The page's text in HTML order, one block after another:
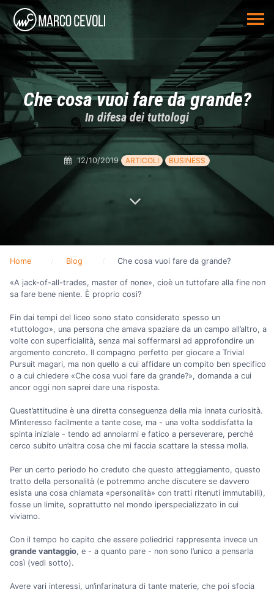
Che cosa vuoi fare da grande?
In difesa dei tuttologi
12/10/2019 ARTICOLI BUSINESS
Home Blog Che cosa vuoi fare da grande?
«A jack-of-all-trades, master of none», cioè un tuttofare alla fine non
sa fare bene niente. È proprio così?
Fin dai tempi del liceo sono stato considerato spesso un
«tuttologo», una persona che amava spaziare da un campo all’altro, a
volte con superficialità, senza mai soffermarsi ad approfondire un
argomento concreto. Il compagno perfetto per giocare a Trivial
Pursuit magari, ma non quello a cui affidare un compito ben specifico
o a cui chiedere «Che cosa vuoi fare da grande?», domanda a cui
ancor oggi non saprei dare una risposta.
Quest’attitudine è una diretta conseguenza della mia innata curiosità.
M’interesso facilmente a tante cose, ma - una volta soddisfatta la
spinta iniziale - tendo ad annoiarmi e fatico a perseverare, perché
cerco subito un’altra cosa che mi faccia scattare la stessa molla.
Per un certo periodo ho creduto che questo atteggiamento, questo
tratto della personalità (e potremmo anche discutere se davvero
esista una cosa chiamata «personalità» con tratti ritenuti immutabili),
fosse un limite, soprattutto nel mondo iperspecializzato in cui
viviamo.
Con il tempo ho capito che essere poliedrici rappresenta invece un
grande vantaggio, e - a quanto pare - non sono l’unico a pensarla
così (vedi sotto).
Avere vari interessi, un’infarinatura di tante materie, che poi sfocia